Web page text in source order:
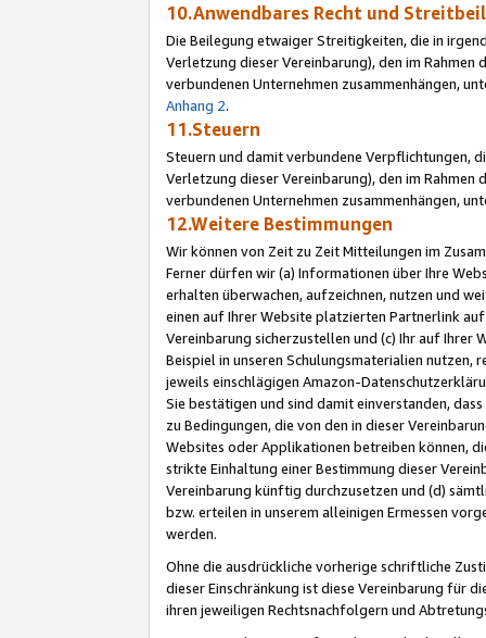
10.Anwendbares Recht und
Die Beilegung etwaiger Streitigkeiten, die in
Verletzung dieser Vereinbarung), den im
verbundenen Unternehmen zusammenhängen,
Anhang 2.
11.Steuern
Steuern und damit verbundene Verpflichtungen,
Verletzung dieser Vereinbarung), den im
verbundenen Unternehmen zusammenhängen,
12.Weitere Bestimmungen
Wir können von Zeit zu Zeit Mitteilungen im
Ferner dürfen wir (a) Informationen über Ihre
erhalten überwachen, aufzeichnen, nutzen und
einen auf Ihrer Website platzierten Partnerlink
Vereinbarung sicherzustellen und (c) Ihr auf
Beispiel in unseren Schulungsmaterialien
jeweils einschlägigen Amazon-
Sie bestätigen und sind damit einverstanden,
zu Bedingungen, die von den in dieser
Websites oder Applikationen betreiben können,
strikte Einhaltung einer Bestimmung dieser
Vereinbarung künftig durchzusetzen und (d)
bzw. erteilen in unserem alleinigen Ermessen
werden.
Ohne die ausdrückliche vorherige schriftliche
dieser Einschränkung ist diese Vereinbarung für
ihren jeweiligen Rechtsnachfolgern und